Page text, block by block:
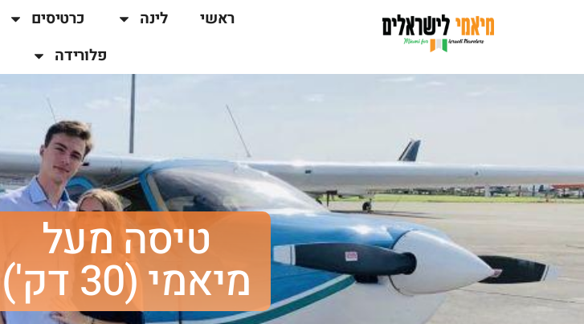
ראשי לינה כרטיסים
פלורידה
טיסה מעל
מיאמי (30 דק')